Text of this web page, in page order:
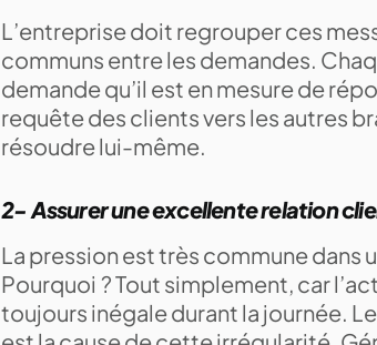
L’entreprise doit regrouper ces
communs entre les demandes.
demande qu’il est en mesure de
requête des clients vers les autres
résoudre lui-même.
2- Assurer une excellente relation
La pression est très commune dans
Pourquoi ? Tout simplement, car
toujours inégale durant la journée.